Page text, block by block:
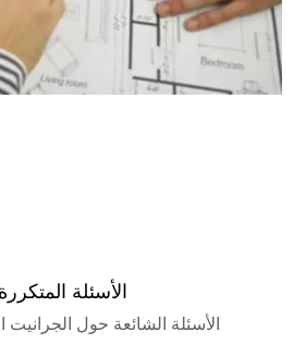
الأسئلة المتكررة
الأسئلة الشائعة حول الجرانيت